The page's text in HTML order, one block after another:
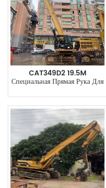
CAT349D2 19.5M
Специальная Прямая Рука Для